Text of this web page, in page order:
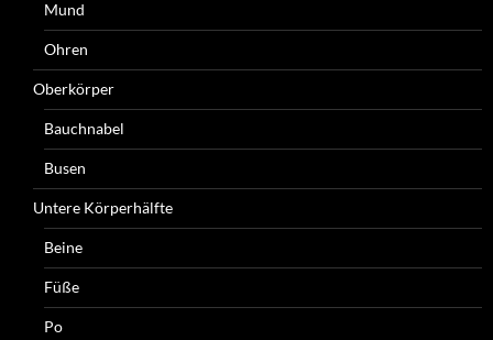
Mund
Ohren
Oberkörper
Bauchnabel
Busen
Untere Körperhälfte
Beine
Füße
Po